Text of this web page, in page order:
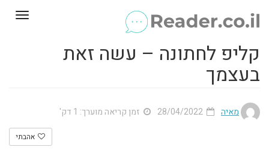
קליפ לחתונה – עשה זאת
בעצמך
מאיה זמן קריאה מוערך: 1 דק'
אהבתי